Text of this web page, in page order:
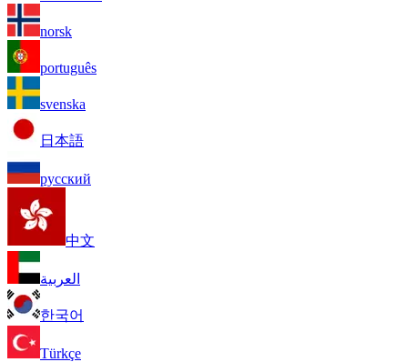
norsk
português
svenska
日本語
русский
中文
العربية
한국어
Türkçe